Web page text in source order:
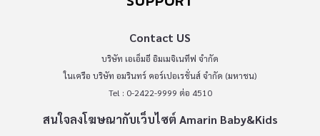
Contact US
บริษัท เอเอ็มอี อิมเมจิเนทีฟ จำกัด
ในเครือ บริษัท อมรินทร์ คอร์เปอเรชั่นส์ จำกัด (มหาชน)
Tel : 0-2422-9999 ต่อ 4510
สนใจลงโฆษณากับเว็บไซต์ Amarin Baby&Kids